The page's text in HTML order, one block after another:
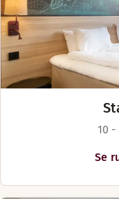
10 -
Se
Kontantfritt
Kaffe – i
Wellness och